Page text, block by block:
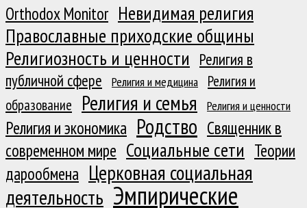
Orthodox Monitor Невидимая религия
Православные приходские общины
Религиозность и ценности Религия в
публичной сфере
Религия и медицина
Религия и
образование
Религия и семья Религия и ценности
Религия и экономика Родство Священник в
современном мире Социальные сети Теории
дарообмена Церковная социальная
деятельность Эмпирические